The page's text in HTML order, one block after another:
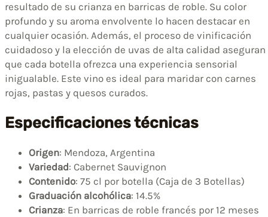
resultado de su crianza en barricas de roble. Su color
profundo y su aroma envolvente lo hacen destacar en
cualquier ocasión. Además, el proceso de vinificación
cuidadoso y la elección de uvas de alta calidad aseguran
que cada botella ofrezca una experiencia sensorial
inigualable. Este vino es ideal para maridar con carnes
rojas, pastas y quesos curados.
Especificaciones técnicas
Origen: Mendoza, Argentina
Variedad: Cabernet Sauvignon
Contenido: 75 cl por botella (Caja de 3 Botellas)
Graduación alcohólica: 14.5%
Crianza: En barricas de roble francés por 12 meses